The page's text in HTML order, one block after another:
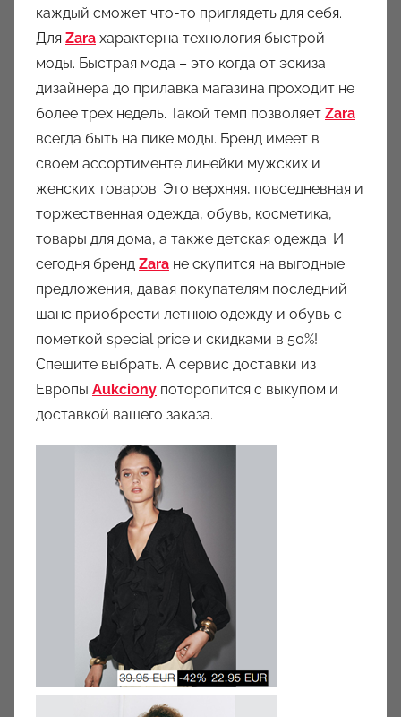
каждый сможет что-то приглядеть для себя.
Для Zara характерна технология быстрой
моды. Быстрая мода – это когда от эскиза
дизайнера до прилавка магазина проходит не
более трех недель. Такой темп позволяет Zara
всегда быть на пике моды. Бренд имеет в
своем ассортименте линейки мужских и
женских товаров. Это верхняя, повседневная и
торжественная одежда, обувь, косметика,
товары для дома, а также детская одежда. И
сегодня бренд Zara не скупится на выгодные
предложения, давая покупателям последний
шанс приобрести летнюю одежду и обувь с
пометкой special price и скидками в 50%!
Спешите выбрать. А сервис доставки из
Европы Aukciony поторопится с выкупом и
доставкой вашего заказа.